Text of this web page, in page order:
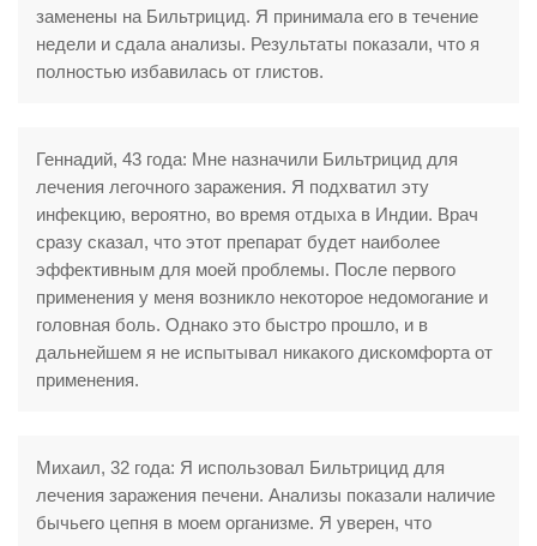
заменены на Бильтрицид. Я принимала его в течение
недели и сдала анализы. Результаты показали, что я
полностью избавилась от глистов.
Геннадий, 43 года: Мне назначили Бильтрицид для
лечения легочного заражения. Я подхватил эту
инфекцию, вероятно, во время отдыха в Индии. Врач
сразу сказал, что этот препарат будет наиболее
эффективным для моей проблемы. После первого
применения у меня возникло некоторое недомогание и
головная боль. Однако это быстро прошло, и в
дальнейшем я не испытывал никакого дискомфорта от
применения.
Михаил, 32 года: Я использовал Бильтрицид для
лечения заражения печени. Анализы показали наличие
бычьего цепня в моем организме. Я уверен, что